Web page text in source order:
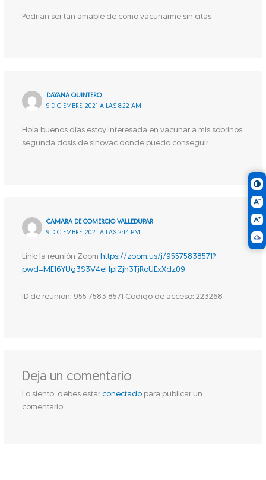
Podrían ser tan amable de cómo vacunarme sin citas
DAYANA QUINTERO
9 DICIEMBRE, 2021 A LAS 8:22 AM
Hola buenos días estoy interesada en vacunar a mis sobrinos
segunda dosis de sinovac donde puedo conseguir
CAMARA DE COMERCIO VALLEDUPAR
9 DICIEMBRE, 2021 A LAS 2:14 PM
Link: la reunión Zoom https://zoom.us/j/95575838571?
pwd=ME16YUg3S3V4eHpiZjh3TjRoUExXdz09
ID de reunión: 955 7583 8571 Código de acceso: 223268
Deja un comentario
Lo siento, debes estar conectadopara publicar un
comentario.